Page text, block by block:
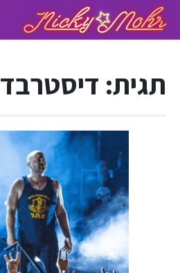
תגית: דיסטרבד